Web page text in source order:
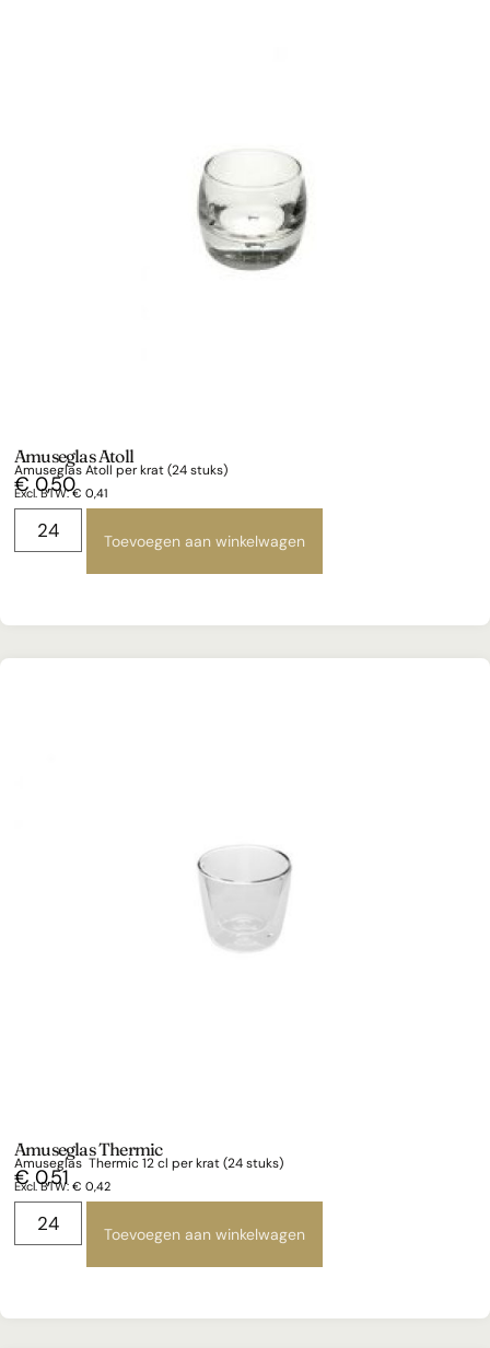
Amuseglas Atoll
Amuseglas Atoll per krat (24 stuks)
€0,50
Excl. BTW:€ 0,41
Toevoegen aan winkelwagen
Amuseglas Thermic
Amuseglas Thermic 12 cl per krat (24 stuks)
€0,51
Excl. BTW: € 0,42
Toevoegen aan winkelwagen